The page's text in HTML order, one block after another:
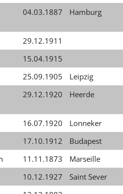
04.03.1887 Hamburg
29.12.1911
15.04.1915
25.09.1905
Leipzig
29.12.1920 Heerde
16.07.1920
Lonneker
17.10.1912
Budapest
11.11.1873
Marseille
10.12.1927
Saint Sever